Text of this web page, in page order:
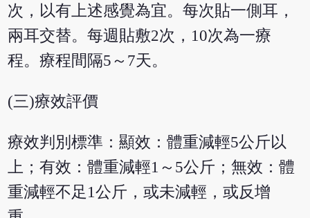
次，以有上述感覺為宜。每次貼一側耳，
兩耳交替。每週貼敷2次，10次為一療
程。療程間隔5～7天。
(三)療效評價
療效判別標準：顯效：體重減輕5公斤以
上；有效：體重減輕1～5公斤；無效：體
重減輕不足1公斤，或未減輕，或反增